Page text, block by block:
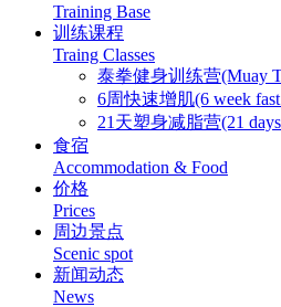
Training Base
训练课程
Traing Classes
泰拳健身训练营(Muay
6周快速增肌(6 week
21天塑身减脂营(21
食宿
Accommodation & Food
价格
Prices
周边景点
Scenic spot
新闻动态
News